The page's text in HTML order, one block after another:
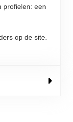
profielen: een
op de site.